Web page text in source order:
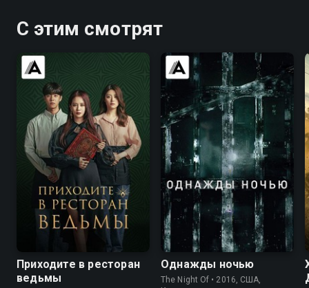
С этим смотрят
7.8 7.3
Приходите в ресторан
ведьмы
7.8 8.4
Однажды ночью
The Night Of • 2016, США,